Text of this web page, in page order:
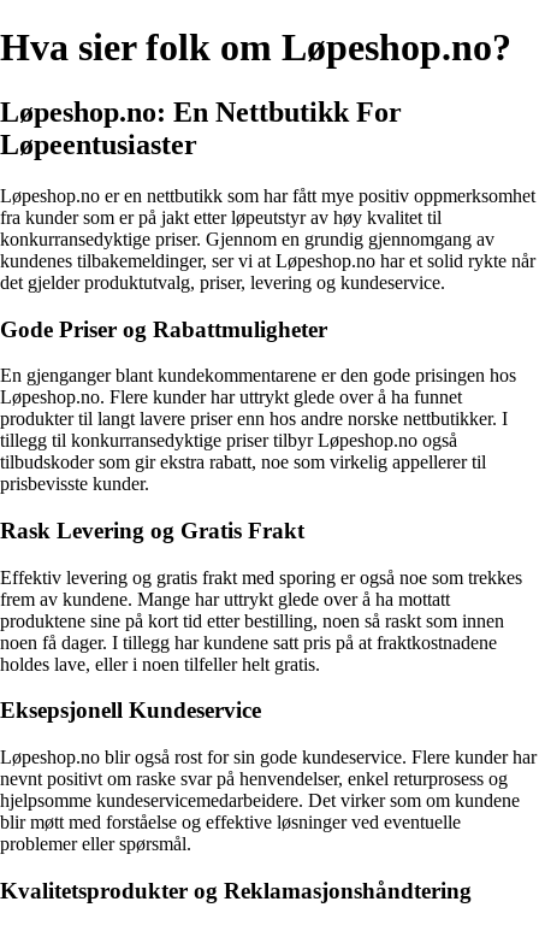
Hva sier folk om Løpeshop.no?
Løpeshop.no: En Nettbutikk For
Løpeentusiaster
Løpeshop.no er en nettbutikk som har fått mye positiv oppmerksomhet
fra kunder som er på jakt etter løpeutstyr av høy kvalitet til
konkurransedyktige priser. Gjennom en grundig gjennomgang av
kundenes tilbakemeldinger, ser vi at Løpeshop.no har et solid rykte når
det gjelder produktutvalg, priser, levering og kundeservice.
Gode Priser og Rabattmuligheter
En gjenganger blant kundekommentarene er den gode prisingen hos
Løpeshop.no. Flere kunder har uttrykt glede over å ha funnet
produkter til langt lavere priser enn hos andre norske nettbutikker. I
tillegg til konkurransedyktige priser tilbyr Løpeshop.no også
tilbudskoder som gir ekstra rabatt, noe som virkelig appellerer til
prisbevisste kunder.
Rask Levering og Gratis Frakt
Effektiv levering og gratis frakt med sporing er også noe som trekkes
frem av kundene. Mange har uttrykt glede over å ha mottatt
produktene sine på kort tid etter bestilling, noen så raskt som innen
noen få dager. I tillegg har kundene satt pris på at fraktkostnadene
holdes lave, eller i noen tilfeller helt gratis.
Eksepsjonell Kundeservice
Løpeshop.no blir også rost for sin gode kundeservice. Flere kunder har
nevnt positivt om raske svar på henvendelser, enkel returprosess og
hjelpsomme kundeservicemedarbeidere. Det virker som om kundene
blir møtt med forståelse og effektive løsninger ved eventuelle
problemer eller spørsmål.
Kvalitetsprodukter og Reklamasjonshåndtering